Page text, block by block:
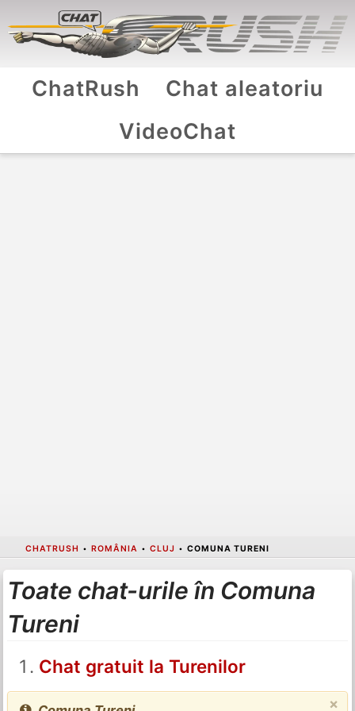
ChatRush
Chat aleatoriu
VideoChat
CHATRUSH • ROMÂNIA • CLUJ • COMUNA TURENI
Toate chat-urile în Comuna
Tureni
Chat gratuit la Turenilor
×